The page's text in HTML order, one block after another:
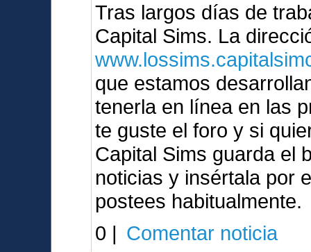
Tras largos días de
Capital Sims. La
que estamos
tenerla en línea en las
te guste el foro y si
Capital Sims guarda el
noticias y insértala por
postees habitualmente.
0 | Comentar noticia